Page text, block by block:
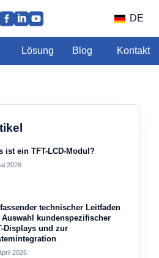
DE
Lösung Blog Kontakt
ist ein TFT-LCD-Modul?
2026
technischer Leitfaden
kundenspezifischer
Displays und zur
2026